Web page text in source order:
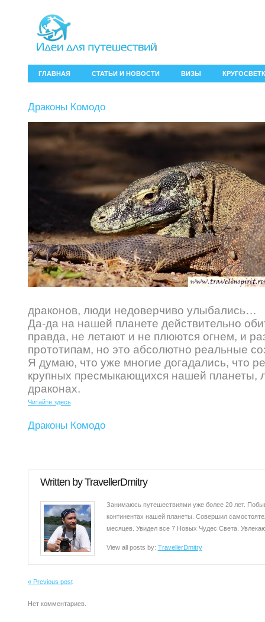
ГЛАВНАЯ СТАТЬИ И НОВОСТИ ВИЗЫ
Драконы Комодо
драконов, люди недоверчиво улыбались…
Да-да на нашей планете действительно
правда, не летают и не плюются огнем, и
прототипам, но это абсолютно реальные
Я думаю, что уже многие догадались, что
крупных пресмыкающихся нашей планеты,
драконах.
Читайте здесь
Драконы Комодо
Written byTravellerDmitry
Занимаюсь путешествиями уже более 20 лет.
континентах нашей планеты. Совершил
месяцев. Увидел все 7 Новых Чудес Света.
View all posts by: TravellerDmitry
« Previous post
Нет комментариев.